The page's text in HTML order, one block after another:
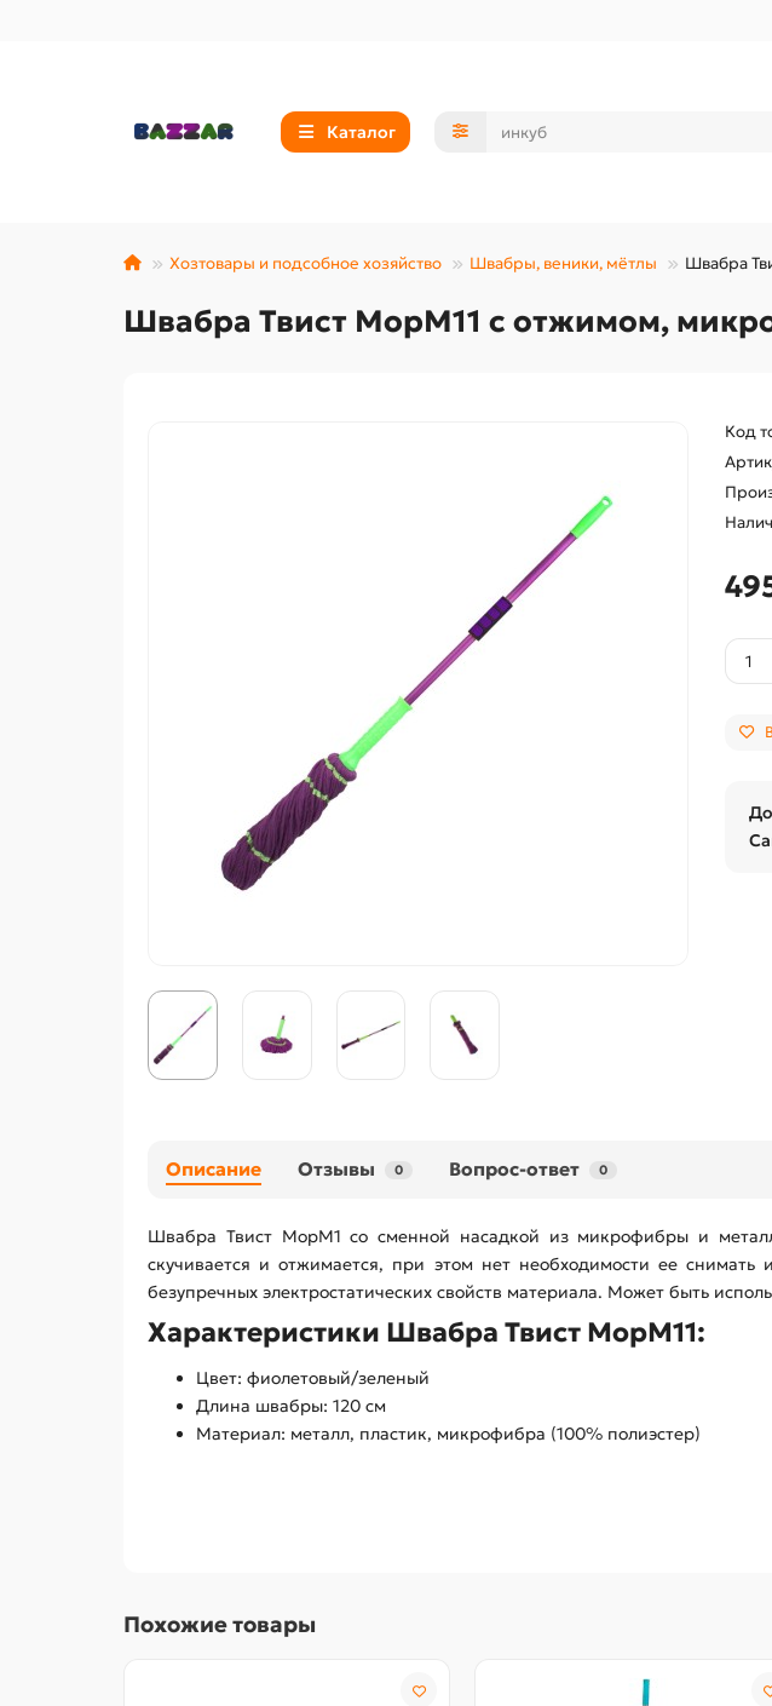
Каталог
Хозтовары и подсобное хозяйство Швабры, веники, мётлы Швабра
Швабра Твист МорМ11 с отжимом,
Код
Описание Отзывы 0 Вопрос-ответ 0
Швабра Твист МорМ1 со сменной насадкой из микрофибры и
скучивается и отжимается, при этом нет необходимости ее
безупречных электростатических свойств материала. Может быть
Характеристики Швабра Твист МорМ11:
Цвет: фиолетовый/зеленый
Длина швабры: 120 см
Материал: металл, пластик, микрофибра (100% полиэстер)
Похожие товары